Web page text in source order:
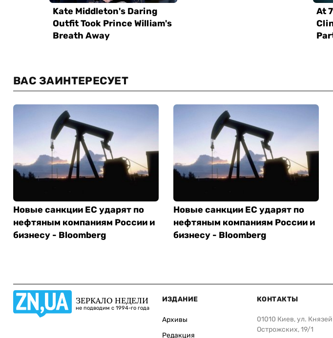
ВАС ЗАИНТЕРЕСУЕТ
Новые санкции ЕС ударят по
нефтяным компаниям России и
бизнесу - Bloomberg
Новые санкции ЕС ударят по
нефтяным компаниям России и
бизнесу - Bloomberg
ЗЕРКАЛО НЕДЕЛИ
не подводим с 1994-го года
ИЗДАНИЕ
Архивы
Редакция
КОНТАКТЫ
01010 Киев, ул. Князей
Острожских, 19/1